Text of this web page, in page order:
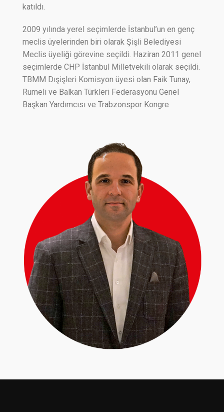
katıldı.
2009 yılında yerel seçimlerde İstanbul’un en genç
meclis üyelerinden biri olarak Şişli Belediyesi
Meclis üyeliği görevine seçildi. Haziran 2011 genel
seçimlerde CHP İstanbul Milletvekili olarak seçildi.
TBMM Dışişleri Komisyon üyesi olan Faik Tunay,
Rumeli ve Balkan Türkleri Federasyonu Genel
Başkan Yardımcısı ve Trabzonspor Kongre